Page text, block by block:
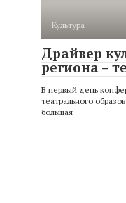
Культура
Драйвер
региона –
В первый день
театрального
большая